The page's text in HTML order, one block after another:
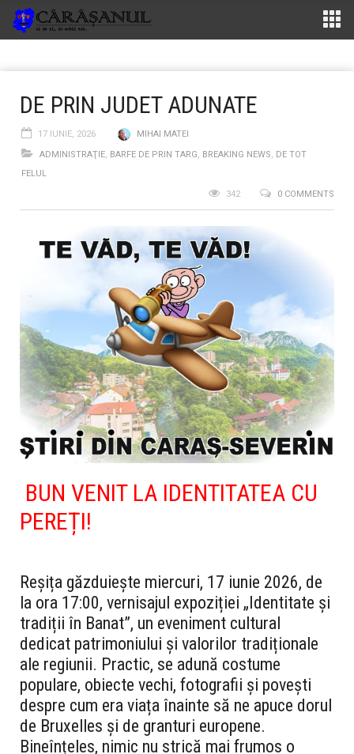
DE PRIN JUDET ADUNATE
17 IUNIE, 2026
MIHAI MATEI
ADMINISTRAŢIE, BARFE DE PRIN TARG, BREAKING NEWS, DE TOT
FELUL
0 COMMENTS
342
BUN VENIT LA IDENTITATEA CU
PEREȚI!
Reșița găzduiește miercuri, 17 iunie 2026, de
la ora 17:00, vernisajul expoziției „Identitate și
tradiții în Banat”, un eveniment cultural
dedicat patrimoniului și valorilor tradiționale
ale regiunii. Practic, se adună costume
populare, obiecte vechi, fotografii și povești
despre cum era viața înainte să ne apuce dorul
de Bruxelles și de granturi europene.
Bineînțeles, nimic nu strică mai frumos o